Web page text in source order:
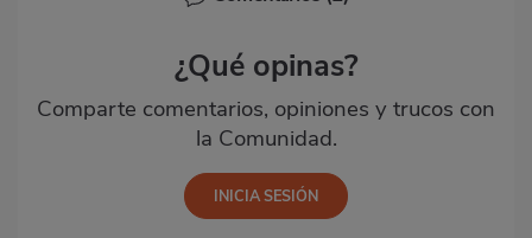
¿Qué opinas?
Comparte comentarios, opiniones y trucos con
la Comunidad.